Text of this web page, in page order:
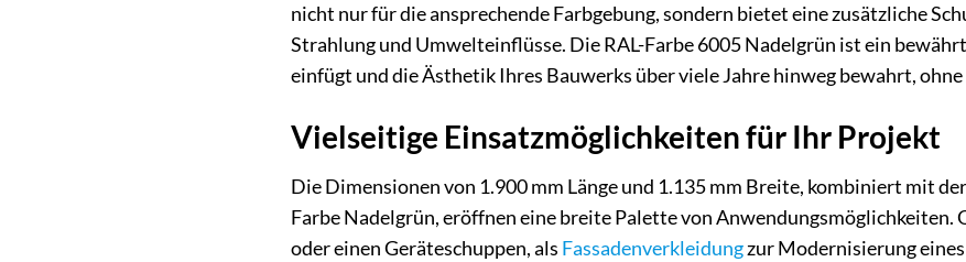
nicht nur für die ansprechende Farbgebung, sondern bietet eine zusätzliche
Strahlung und Umwelteinflüsse. Die RAL-Farbe 6005 Nadelgrün ist ein
einfügt und die Ästhetik Ihres Bauwerks über viele Jahre hinweg bewahrt,
Vielseitige Einsatzmöglichkeiten für Ihr Projekt
Die Dimensionen von 1.900 mm Länge und 1.135 mm Breite, kombiniert mit
Farbe Nadelgrün, eröffnen eine breite Palette von Anwendungsmöglichkeiten.
oder einen Geräteschuppen, als Fassadenverkleidungzur Modernisierung